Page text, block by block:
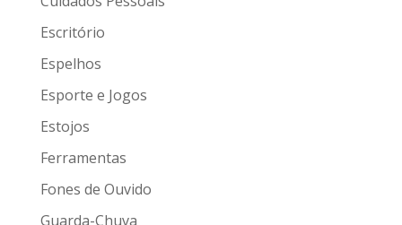
Escritório
Espelhos
Esporte e Jogos
Estojos
Ferramentas
Fones de Ouvido
Guarda-Chuva